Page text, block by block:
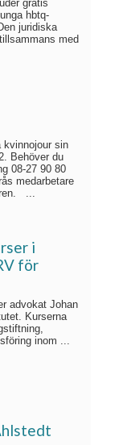
gratis
hbtq-
juridiska
med
kvinnojour sin
Behöver du
08-27 90 80
medarbetare
...
i
för
advokat Johan
Kurserna
inom ...